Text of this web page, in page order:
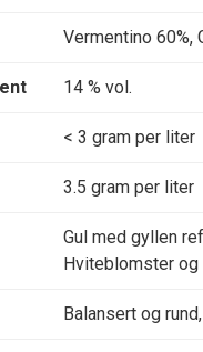
Vermentino 60%,
14 % vol.
< 3 gram per liter
3.5 gram per liter
Gul med gyllen
Hviteblomster og
Balansert og